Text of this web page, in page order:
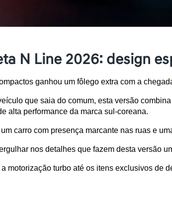
N Line 2026: design
ganhou um fôlego extra com a
que saia do comum, esta versão
alta performance da marca sul-coreana.
carro com presença marcante nas ruas e
nos detalhes que fazem desta versão
motorização turbo até os itens exclusivos de